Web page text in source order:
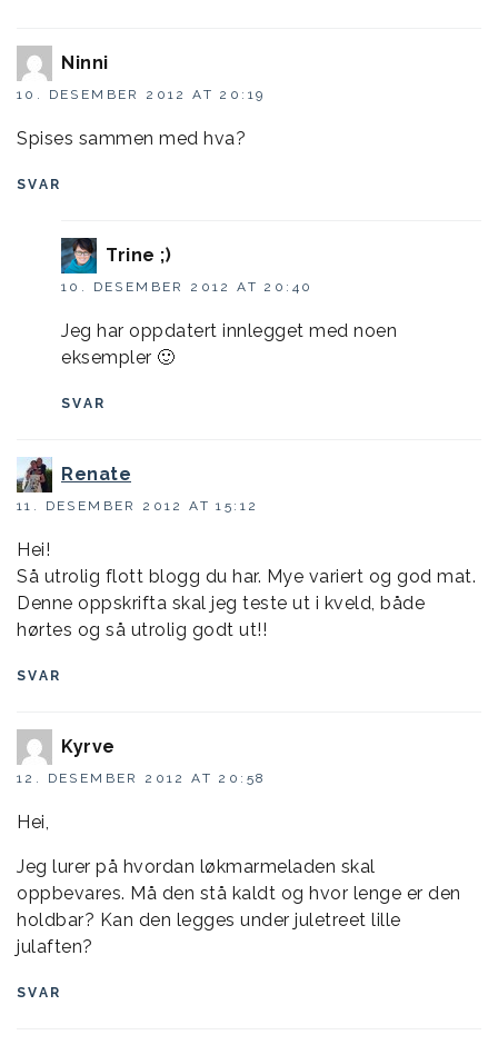
Ninni
10. DESEMBER 2012 AT 20:19
Spises sammen med hva?
SVAR
Trine ;)
10. DESEMBER 2012 AT 20:40
Jeg har oppdatert innlegget med noen
eksempler 🙂
SVAR
Renate
11. DESEMBER 2012 AT 15:12
Hei!
Så utrolig flott blogg du har. Mye variert og god mat.
Denne oppskrifta skal jeg teste ut i kveld, både
hørtes og så utrolig godt ut!!
SVAR
Kyrve
12. DESEMBER 2012 AT 20:58
Hei,
Jeg lurer på hvordan løkmarmeladen skal
oppbevares. Må den stå kaldt og hvor lenge er den
holdbar? Kan den legges under juletreet lille
julaften?
SVAR